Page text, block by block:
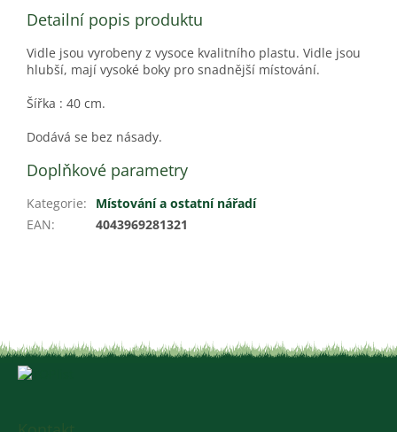
Detailní popis produktu
Vidle jsou vyrobeny z vysoce kvalitního plastu. Vidle jsou
hlubší, mají vysoké boky pro snadnější místování.
Šířka : 40 cm.
Dodává se bez násady.
Doplňkové parametry
Kategorie:
Místování a ostatní nářadí
EAN: 4043969281321